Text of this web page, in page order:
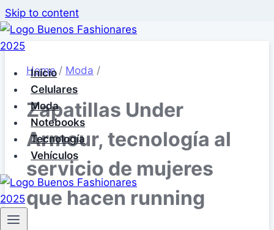
Skip to content
Inicio
Celulares
Moda
Notebooks
Tecnología
Vehículos
Home / Moda /
Zapatillas Under
Armour, tecnología al
servicio de mujeres
que hacen running​